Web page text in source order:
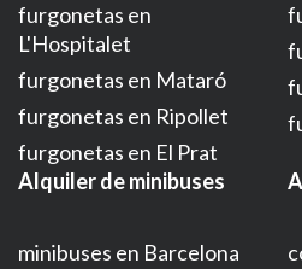
furgonetas en
L'Hospitalet
furgonetas en Mataró
furgonetas en Ripollet
furgonetas en El Prat
Alquiler de minibuses
minibuses en Barcelona